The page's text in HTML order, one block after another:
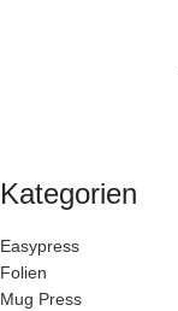
Kategorien
Easypress
Folien
Mug Press